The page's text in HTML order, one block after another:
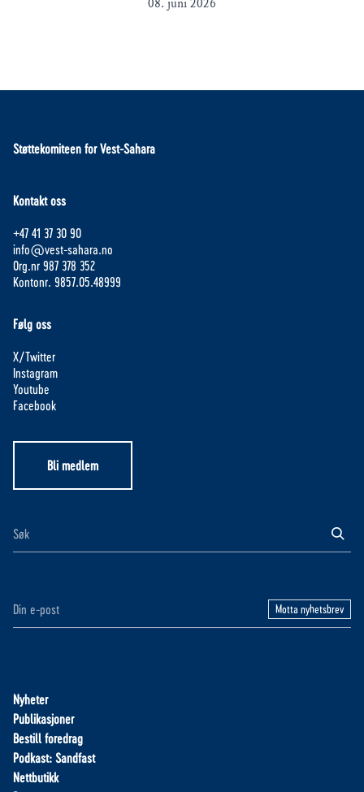
08. juni 2026
Støttekomiteen for Vest-Sahara
Kontakt oss
+47 41 37 30 90
info@vest-sahara.no
Org.nr 987 378 352
Kontonr. 9857.05.48999
Følg oss
X/Twitter
Instagram
Youtube
Facebook
Bli medlem
Motta nyhetsbrev
Nyheter
Publikasjoner
Bestill foredrag
Podkast: Sandfast
Nettbutikk